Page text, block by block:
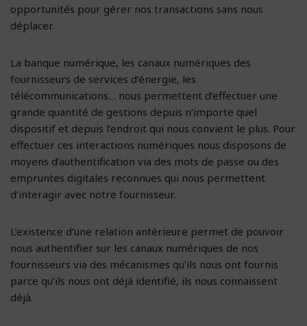
opportunités pour gérer nos transactions sans nous
déplacer.
La banque numérique, les canaux numériques des
fournisseurs de services d’énergie, les
télécommunications… nous permettent d’effectuer une
grande quantité de gestions depuis n’importe quel
dispositif et depuis l’endroit qui nous convient le plus. Pour
effectuer ces interactions numériques nous disposons de
moyens d’authentification via des mots de passe ou des
empruntes digitales reconnues qui nous permettent
d’interagir avec notre fournisseur.
L’existence d’une relation antérieure permet de pouvoir
nous authentifier sur les canaux numériques de nos
fournisseurs via des mécanismes qu’ils nous ont fournis
parce qu’ils nous ont déjà identifié, ils nous connaissent
déjà.